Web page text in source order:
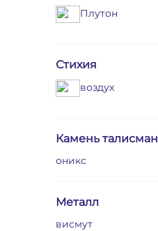
Плутон
Стихия
воздух
Камень талисман
оникс
Металл
висмут